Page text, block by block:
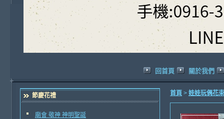
回首頁 關於我們
節慶花禮
廟會 敬神 神明聖誕
首頁 > 娃娃玩偶花